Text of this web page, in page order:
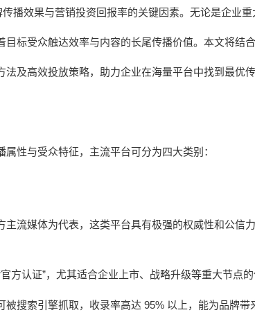
播效果与营销投资回报率的关键因素。无论是企业重
标受众触达效率与内容的长尾传播价值。本文将结
及高效投放策略，助力企业在海量平台中找到最优传
性与受众特征，主流平台可分为四大类别：
流媒体为代表，这类平台具有极强的权威性和公信
官方认证”，尤其适合企业上市、战略升级等重大节点的
被搜索引擎抓取，收录率高达 95% 以上，能为品牌带